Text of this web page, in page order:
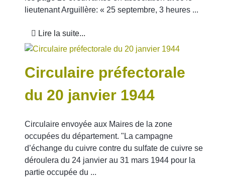
lieutenant Arguillère: « 25 septembre, 3 heures ...
Lire la suite...
Circulaire préfectorale
du 20 janvier 1944
Circulaire envoyée aux Maires de la zone
occupées du département. "La campagne
d’échange du cuivre contre du sulfate de cuivre se
déroulera du 24 janvier au 31 mars 1944 pour la
partie occupée du ...